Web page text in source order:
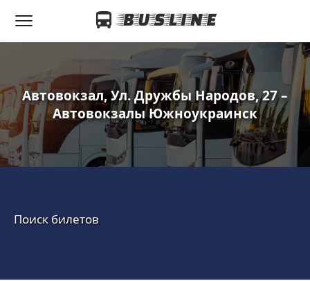
Автовокзал, Ул. Дружбы Народов, 27 –
Автовокзалы Южноукраинск
Поиск билетов